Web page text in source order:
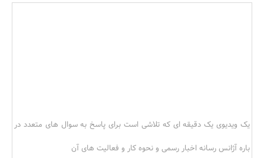
یک ویدیوی یک دقیقه ای که تلاشی است برای پاسخ به سوال های متعدد در
باره آژانس رسانه اخبار رسمی و نحوه کار و فعالیت های آن